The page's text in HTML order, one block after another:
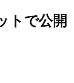
トで公開